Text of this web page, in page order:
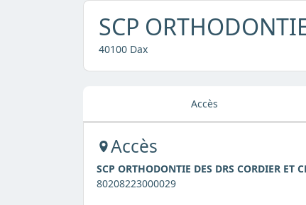
SCP
40100 Dax
Accès
Accès
SCP ORTHODONTIE DES DRS CORDIER ET
80208223000029